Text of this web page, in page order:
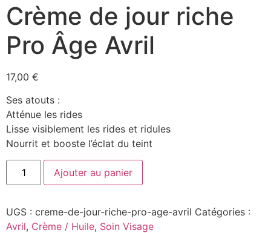
Crème de jour riche
Pro Âge Avril
17,00 €
Ses atouts :
Atténue les rides
Lisse visiblement les rides et ridules
Nourrit et booste l’éclat du teint
Ajouter au panier
UGS : creme-de-jour-riche-pro-age-avril Catégories :
Avril, Crème / Huile, Soin Visage